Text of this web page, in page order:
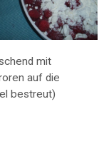
mit
auf die
bestreut)